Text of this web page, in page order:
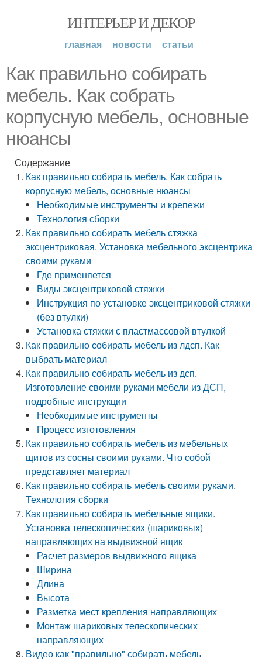
ИНТЕРЬЕР И ДЕКОР
главная новости статьи
Как правильно собирать
мебель. Как собрать
корпусную мебель, основные
нюансы
Содержание
Как правильно собирать мебель. Как собрать
корпусную мебель, основные нюансы
Необходимые инструменты и крепежи
Технология сборки
Как правильно собирать мебель стяжка
эксцентриковая. Установка мебельного эксцентрика
своими руками
Где применяется
Виды эксцентриковой стяжки
Инструкция по установке эксцентриковой стяжки
(без втулки)
Установка стяжки с пластмассовой втулкой
Как правильно собирать мебель из лдсп. Как
выбрать материал
Как правильно собирать мебель из дсп.
Изготовление своими руками мебели из ДСП,
подробные инструкции
Необходимые инструменты
Процесс изготовления
Как правильно собирать мебель из мебельных
щитов из сосны своими руками. Что собой
представляет материал
Как правильно собирать мебель своими руками.
Технология сборки
Как правильно собирать мебельные ящики.
Установка телескопических (шариковых)
направляющих на выдвижной ящик
Расчет размеров выдвижного ящика
Ширина
Длина
Высота
Разметка мест крепления направляющих
Монтаж шариковых телескопических
направляющих
Видео как "правильно" собирать мебель